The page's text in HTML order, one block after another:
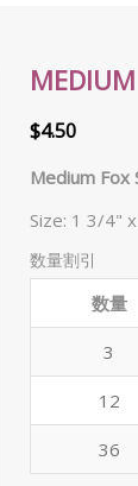
$4.50
Medium
Size: 1 3/4"
数量割引
数量
3
12
36